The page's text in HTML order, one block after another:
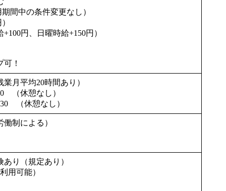
間中の条件変更なし）
円、日曜時給+150円）
！
業月平均20時間あり）
（休憩なし）
（休憩なし）
制による）
り（規定あり）
用可能）